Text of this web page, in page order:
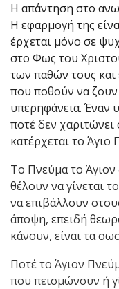
Η απάντηση στο
Η εφαρμογή της
έρχεται μόνο σε
στο Φως του
των παθών τους και
που ποθούν να
υπερηφάνεια. Έναν
ποτέ δεν
κατέρχεται το
Το Πνεύμα το
θέλουν να γίνεται
να επιβάλλουν
άποψη, επειδή
κάνουν, είναι τα
Ποτέ το Άγιον
που πεισμώνουν ή